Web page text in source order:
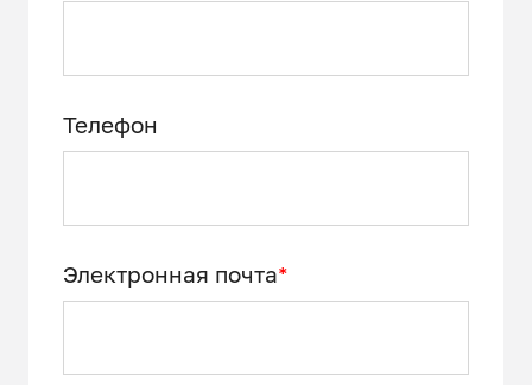
Телефон
Электронная почта*